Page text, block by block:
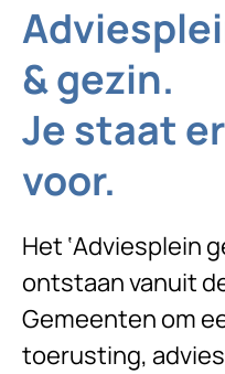
& gezin.
Je staat
voor.
Het ‘Adviesplein
ontstaan vanuit
Gemeenten om
toerusting,